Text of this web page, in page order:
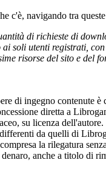
c'è, navigando tra
di richieste di
soli utenti registrati,
risorse del sito e
di ingegno contenute
diretta a
su licenza
da quelli di
la rilegatura
anche a titolo di